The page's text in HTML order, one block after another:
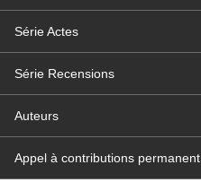
Série Actes
Série Recensions
Auteurs
Appel à contributions permanent